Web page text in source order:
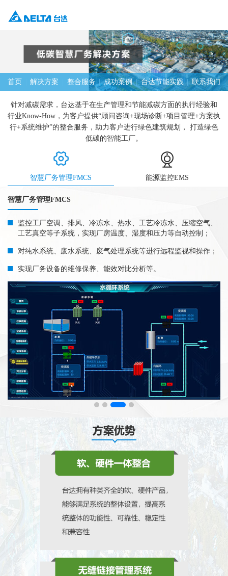
首页 解决方案 整合服务 | 成功案例 | 台达节能实践 | 联系我们
针对减碳需求，台达基于在生产管理和节能减碳方面的执行经验和
行业Know-How，为客户提供“顾问咨询+现场诊断+项目管理+方案执
行+系统维护”的整合服务，助力客户进行绿色建筑规划， 打造绿色
低碳的智能工厂。
智慧厂务管理FMCS 能源监控EMS
智慧厂务管理FMCS
监控工厂空调、排风、冷冻水、热水、工艺冷冻水、压缩空气、
工艺真空等子系统，实现厂房温度、湿度和压力等自动控制；
对纯水系统、废水系统、废气处理系统等进行远程监视和操作；
实现厂务设备的维修保养、能效对比分析等。